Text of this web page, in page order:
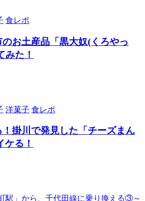
食レポ
お土産品「黒大奴(くろやっ
みた！
洋菓子 食レポ
！掛川で発見した「チーズまん
ケる！